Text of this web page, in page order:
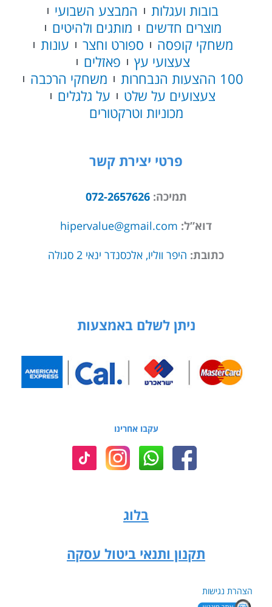
בובות ועגלות
המבצע השבועי
מוצרים חדשים
מותגים ולהיטים
משחקי קופסה
ספורט וחצר
עונות
צעצועי עץ
פאזלים
100 ההצעות הנבחרות
משחקי הרכבה
צעצועים על שלט
על גלגלים
מכוניות וטרקטורים
פרטי יצירת קשר
תמיכה:072-2657626
דוא”ל: hipervalue@gmail.com
כתובת: היפר ווליו, אלכסנדר ינאי 2 סגולה
ניתן לשלם באמצעות
עקבו אחרינו
בלוג
תקנון ותנאי ביטול עסקה
הצהרת נגישות